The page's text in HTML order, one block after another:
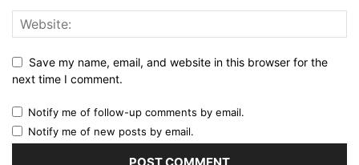
Save my name, email, and website in this browser for the
next time I comment.
Notify me of follow-up comments by email.
Notify me of new posts by email.